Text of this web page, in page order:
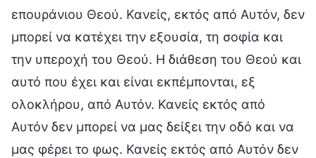
επουράνιου Θεού. Κανείς, εκτός από Αυτόν, δεν
μπορεί να κατέχει την εξουσία, τη σοφία και
την υπεροχή του Θεού. Η διάθεση του Θεού και
αυτό που έχει και είναι εκπέμπονται, εξ
ολοκλήρου, από Αυτόν. Κανείς εκτός από
Αυτόν δεν μπορεί να μας δείξει την οδό και να
μας φέρει το φως. Κανείς εκτός από Αυτόν δεν